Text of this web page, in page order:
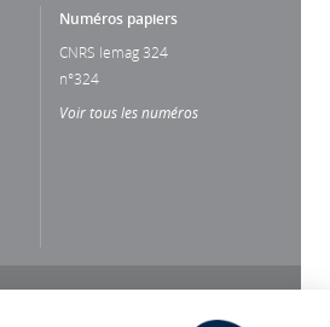
Numéros papiers
CNRS lemag 324
n°324
Voir tous les numéros